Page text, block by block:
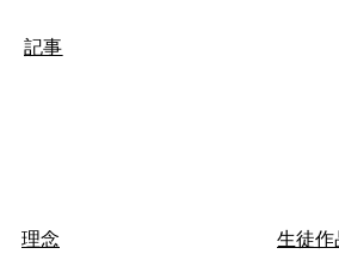
記事
​理念 生徒作